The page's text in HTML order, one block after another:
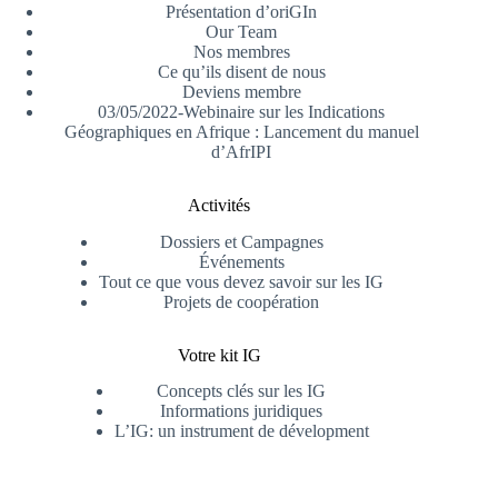
Présentation d’oriGIn
Our Team
Nos membres
Ce qu’ils disent de nous
Deviens membre
03/05/2022-Webinaire sur les Indications
Géographiques en Afrique : Lancement du manuel
d’AfrIPI
Activités
Dossiers et Campagnes
Événements
Tout ce que vous devez savoir sur les IG
Projets de coopération
Votre kit IG
Concepts clés sur les IG
Informations juridiques
L’IG: un instrument de dévelopment